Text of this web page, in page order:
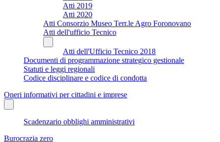
Atti 2019
Atti 2020
Atti Consorzio Museo Terr.le Agro Foronovano
Atti dell'ufficio Tecnico
Atti dell'Ufficio Tecnico 2018
Documenti di programmazione strategico gestionale
Statuti e leggi regionali
Codice disciplinare e codice di condotta
Oneri informativi per cittadini e imprese
Scadenzario obblighi amministrativi
Burocrazia zero